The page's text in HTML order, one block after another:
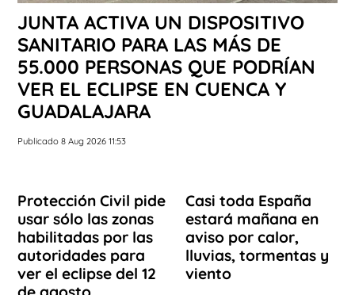
JUNTA ACTIVA UN DISPOSITIVO
SANITARIO PARA LAS MÁS DE
55.000 PERSONAS QUE PODRÍAN
VER EL ECLIPSE EN CUENCA Y
GUADALAJARA
Publicado 8 Aug 2026 11:53
Protección Civil pide
usar sólo las zonas
habilitadas por las
autoridades para
ver el eclipse del 12
Casi toda España
estará mañana en
aviso por calor,
lluvias, tormentas y
viento